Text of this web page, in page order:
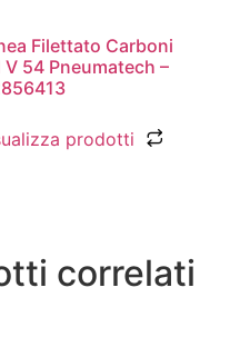
Filettato Carboni
V 54 Pneumatech –
prodotti
correlati